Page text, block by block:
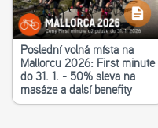
Poslední volná místa na
Mallorcu 2026: First minute
do 31. 1. - 50% sleva na
masáže a další benefity